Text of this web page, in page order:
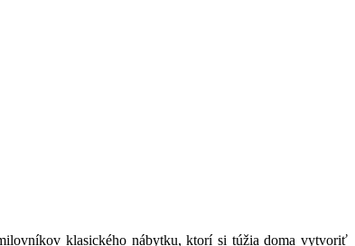
klasického nábytku, ktorí si túžia doma vytvoriť